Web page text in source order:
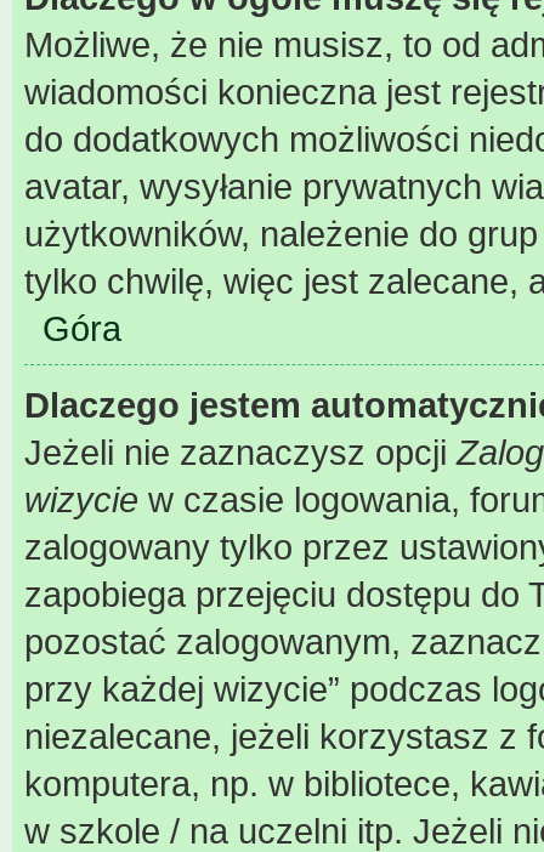
Możliwe, że nie musisz, to od
wiadomości konieczna jest
do dodatkowych możliwości
avatar, wysyłanie prywatnych
użytkowników, należenie do
tylko chwilę, więc jest zalecane,
Góra
Dlaczego jestem
Jeżeli nie zaznaczysz opcji
wizycie w czasie logowania,
zalogowany tylko przez
zapobiega przejęciu dostępu do
pozostać zalogowanym,
przy każdej wizycie” podczas
niezalecane, jeżeli korzystasz z
komputera, np. w bibliotece,
w szkole / na uczelni itp. Jeżeli